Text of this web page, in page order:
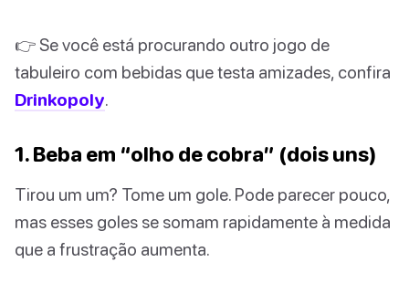
👉 Se você está procurando outro jogo de
tabuleiro com bebidas que testa amizades, confira
Drinkopoly.
1. Beba em “olho de cobra” (dois uns)
Tirou um um? Tome um gole. Pode parecer pouco,
mas esses goles se somam rapidamente à medida
que a frustração aumenta.